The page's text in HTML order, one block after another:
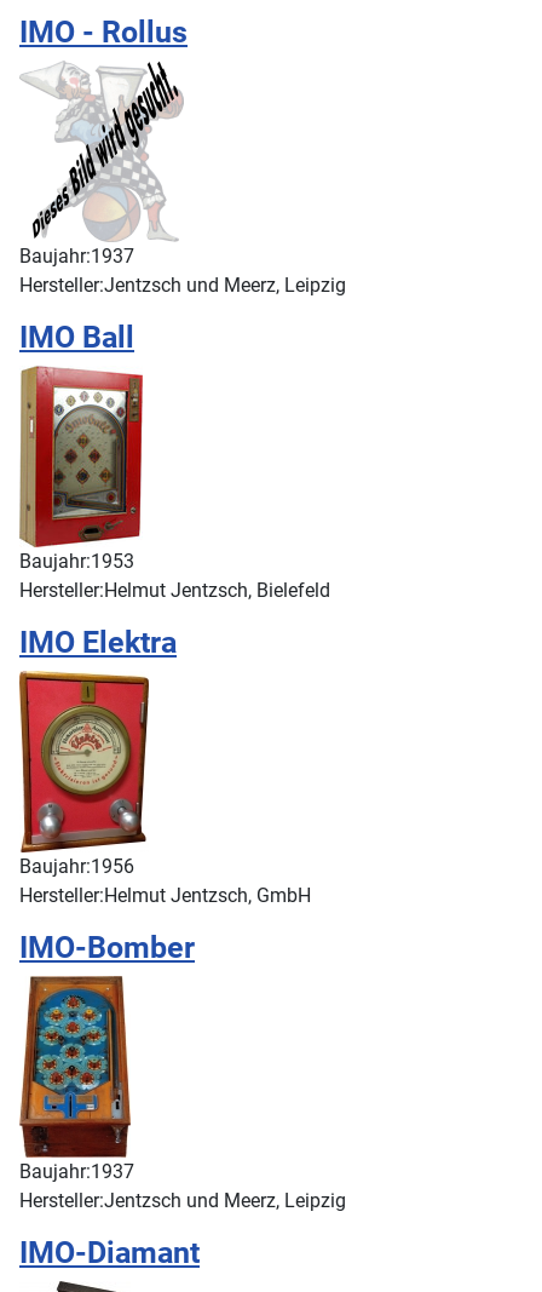
IMO - Rollus
Baujahr:1937
Hersteller:Jentzsch und Meerz, Leipzig
IMO Ball
Baujahr:1953
Hersteller:Helmut Jentzsch, Bielefeld
IMO Elektra
Baujahr:1956
Hersteller:Helmut Jentzsch, GmbH
IMO-Bomber
Baujahr:1937
Hersteller:Jentzsch und Meerz, Leipzig
IMO-Diamant